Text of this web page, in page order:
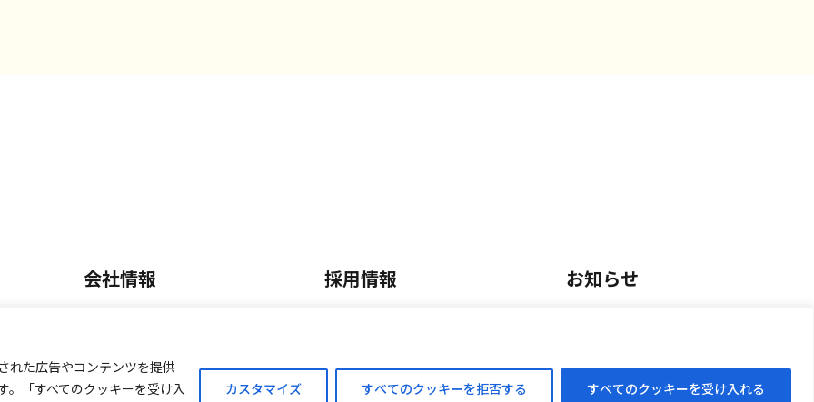
れた広告やコンテンツを提供
「すべてのクッキーを受け入
カスタマイズ すべてのクッキーを拒否する すべてのクッキーを受け入れる
内
会社情報
事業内容
外商販売
採用情報 お知らせ